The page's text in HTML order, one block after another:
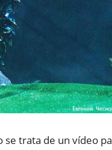
se trata de un vídeo